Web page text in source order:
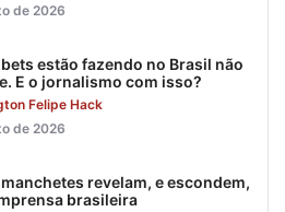
de 2026
estão fazendo no Brasil não
E o jornalismo com isso?
Felipe Hack
de 2026
revelam, e escondem,
brasileira